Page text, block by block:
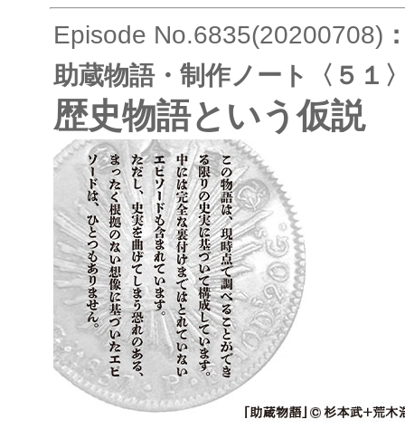
Episode No.6835(20200708)
助蔵物語・制作ノート〈５１
歴史物語という仮説